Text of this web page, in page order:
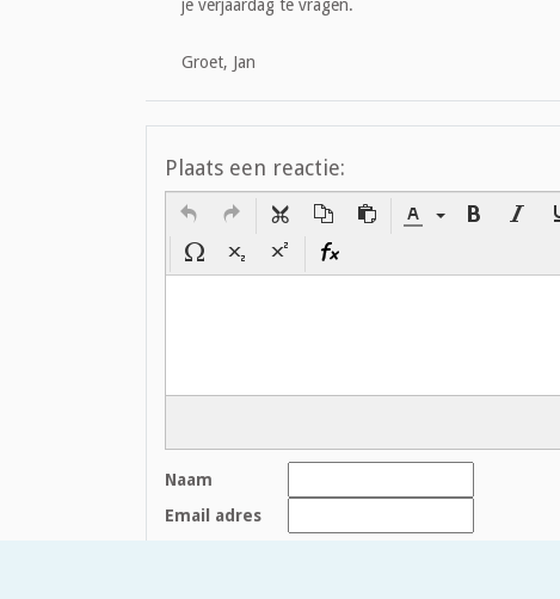
je verjaardag te vragen.
Groet, Jan
Plaats een reactie:
Naam
Email adres